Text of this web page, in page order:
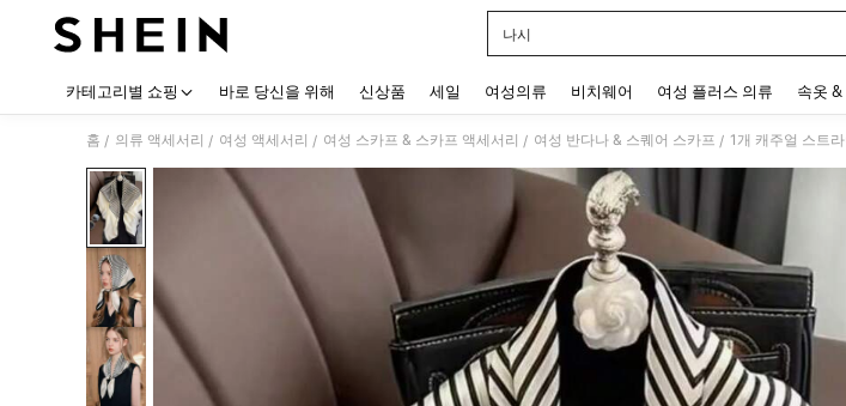
나시
카테고리별 쇼핑 바로 당신을 위해 신상품 세일 여성의류 비치웨어 여성 플러스 의류 속옷 &
홈 / 의류 액세서리 / 여성 액세서리 / 여성 스카프 & 스카프 액세서리 / 여성 반다나 & 스퀘어 스카프 / 1개 캐주얼 스트